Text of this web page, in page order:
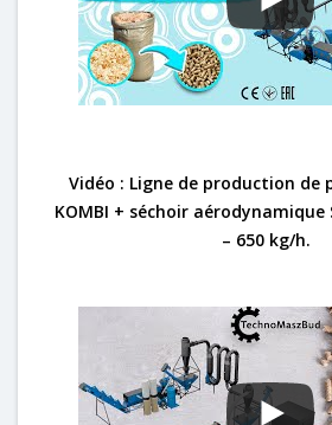
Vidéo : Ligne de production de
KOMBI + séchoir aérodynamique
– 650 kg/h.